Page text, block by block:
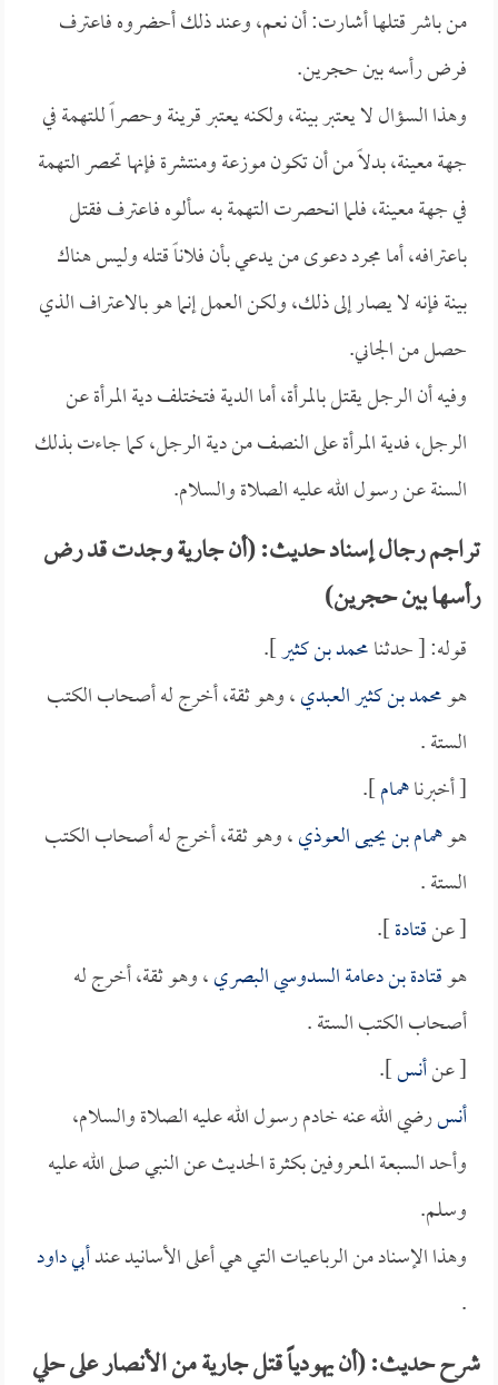
من باشر قتلها أشارت: أن نعم، وعند ذلك أحضروه فاعترف
فرض رأسه بين حجرين.
وهذا السؤال لا يعتبر بينة، ولكنه يعتبر قرينة وحصراً للتهمة في
جهة معينة، بدلاً من أن تكون موزعة ومنتشرة فإنها تحصر التهمة
في جهة معينة، فلما انحصرت التهمة به سألوه فاعترف فقتل
باعترافه، أما مجرد دعوى من يدعي بأن فلاناً قتله وليس هناك
بينة فإنه لا يصار إلى ذلك، ولكن العمل إنما هو بالاعتراف الذي
حصل من الجاني.
وفيه أن الرجل يقتل بالمرأة، أما الدية فتختلف دية المرأة عن
الرجل، فدية المرأة على النصف من دية الرجل، كما جاءت بذلك
السنة عن رسول الله عليه الصلاة والسلام.
تراجم رجال إسناد حديث: (أن جارية وجدت قد رض
رأسها بين حجرين)
قوله: [ حدثنامحمد بن كثير].
هومحمد بن كثير العبدي، وهو ثقة، أخرج له أصحاب الكتب
الستة .
[ أخبرناهمام].
هوهمام بن يحيى العوذي، وهو ثقة، أخرج له أصحاب الكتب
الستة .
[ عنقتادة].
هوقتادة بن دعامة السدوسي البصري، وهو ثقة، أخرج له
أصحاب الكتب الستة .
[ عنأنس].
أنسرضي الله عنه خادم رسول الله عليه الصلاة والسلام،
وأحد السبعة المعروفين بكثرة الحديث عن النبي صلى الله عليه
وسلم.
وهذا الإسناد من الرباعيات التي هي أعلى الأسانيد عندأبي داود
.
شرح حديث: (أن يهودياً قتل جارية من الأنصار على حلي